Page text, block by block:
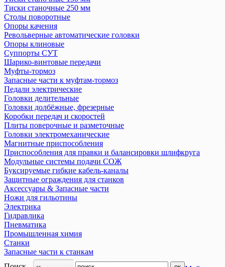
Тиски станочные 250 мм
Столы поворотные
Опоры качения
Револьверные автоматические головки
Опоры клиновые
Суппорты СУТ
Шарико-винтовые передачи
Муфты-тормоз
Запасные части к муфтам-тормоз
Педали электрические
Головки делительные
Головки долбёжные, фрезерные
Коробки передач и скоростей
Плиты поверочные и разметочные
Головки электромеханические
Магнитные приспособления
Приспособления для правки и балансировки шлифкруга
Модульные системы подачи СОЖ
Буксируемые гибкие кабель-каналы
Защитные ограждения для станков
Аксессуары & Запасные части
Ножи для гильотины
Электрика
Гидравлика
Пневматика
Промышленная химия
Станки
Запасные части к станкам